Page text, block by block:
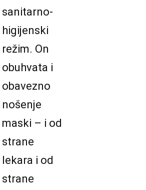
sanitarno-
higijenski
režim. On
obuhvata i
obavezno
nošenje
maski – i od
strane
lekara i od
strane